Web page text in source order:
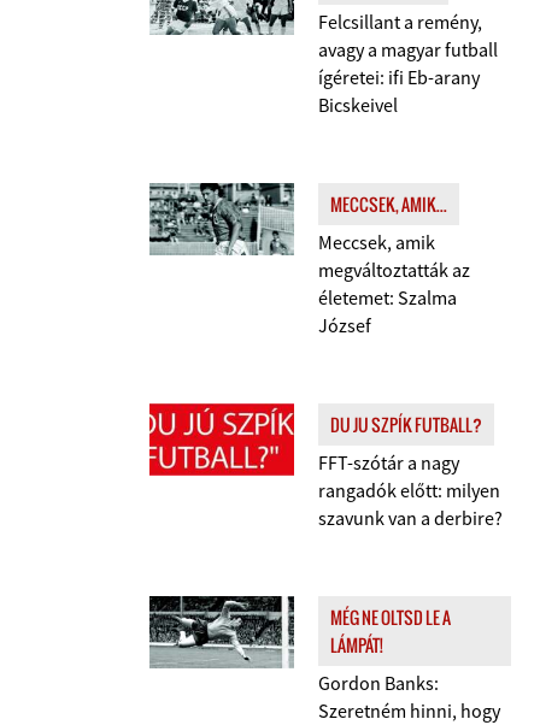
Felcsillant a remény,
avagy a magyar futball
ígéretei: ifi Eb-arany
Bicskeivel
MECCSEK, AMIK...
Meccsek, amik
megváltoztatták az
életemet: Szalma
József
DU JU SZPÍK FUTBALL?
FFT-szótár a nagy
rangadók előtt: milyen
szavunk van a derbire?
MÉG NE OLTSD LE A
LÁMPÁT!
Gordon Banks:
Szeretném hinni, hogy